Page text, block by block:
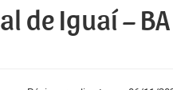
de Iguaí – BA